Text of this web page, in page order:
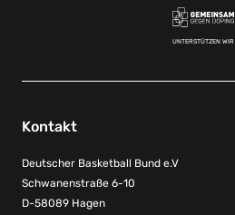
UNTERSTÜTZEN WIR
Kontakt
Deutscher Basketball Bund e.V
Schwanenstraße 6-10
D-58089 Hagen